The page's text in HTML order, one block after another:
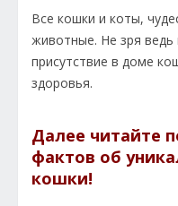
Все кошки и коты,
животные. Не зря ведь
присутствие в доме
здоровья.
Далее читайте
фактов об
кошки!